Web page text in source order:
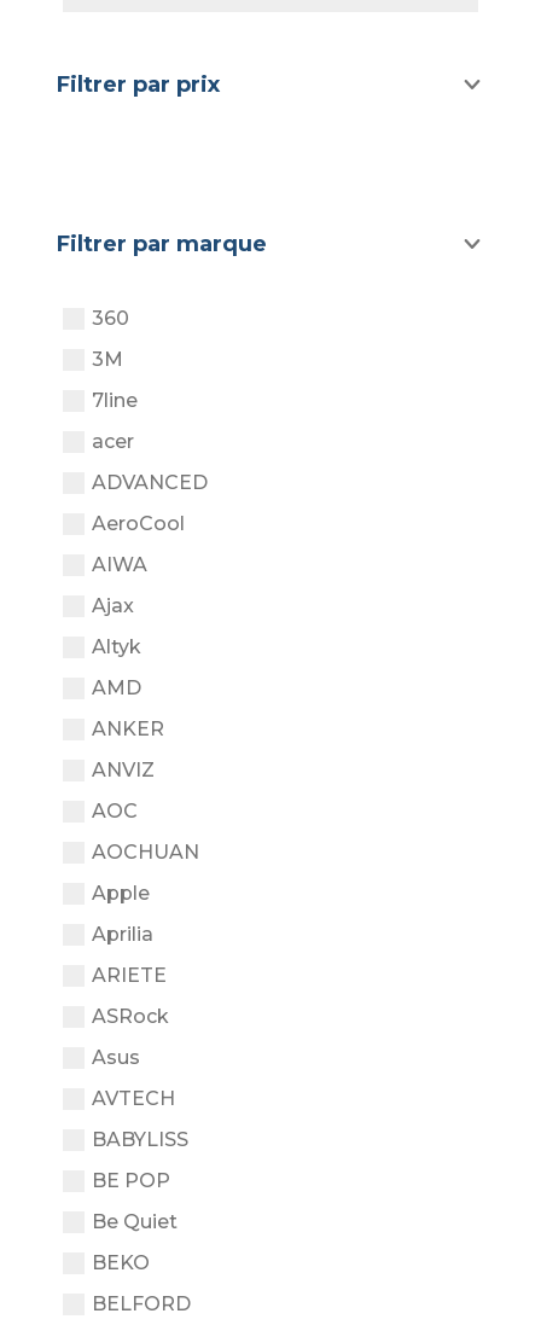
Filtrer par prix
Filtrer par marque
360
3M
7line
acer
ADVANCED
AeroCool
AIWA
Ajax
Altyk
AMD
ANKER
ANVIZ
AOC
AOCHUAN
Apple
Aprilia
ARIETE
ASRock
Asus
AVTECH
BABYLISS
BE POP
Be Quiet
BEKO
BELFORD